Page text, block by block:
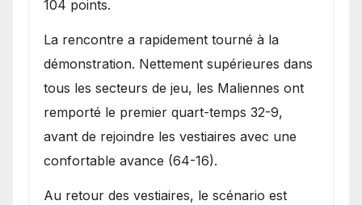
104 points.
La rencontre a rapidement tourné à la
démonstration. Nettement supérieures dans
tous les secteurs de jeu, les Maliennes ont
remporté le premier quart-temps 32-9,
avant de rejoindre les vestiaires avec une
confortable avance (64-16).
Au retour des vestiaires, le scénario est